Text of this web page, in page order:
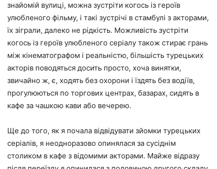
знайомій вулиці, можна зустріти когось із героїв
улюбленого фільму, і такі зустрічі в стамбулі з акторами,
їх зіграли, далеко не рідкість. Можливість зустріти
когось із героїв улюбленого серіалу також стирає грань
між кінематографом і реальністю, більшість турецьких
акторів поводяться досить просто, хоча винятки,
звичайно ж, є, ходять без охорони і їздять без водіїв,
прогулюються по торгових центрах, базарах, сидять в
кафе за чашкою кави або вечерею.
Ще до того, як я почала відвідувати зйомки турецьких
серіалів, я неодноразово опинялася за сусіднім
столиком в кафе з відомими акторами. Майже відразу